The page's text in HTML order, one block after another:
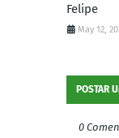
Felipe
May 12,
POSTAR
0